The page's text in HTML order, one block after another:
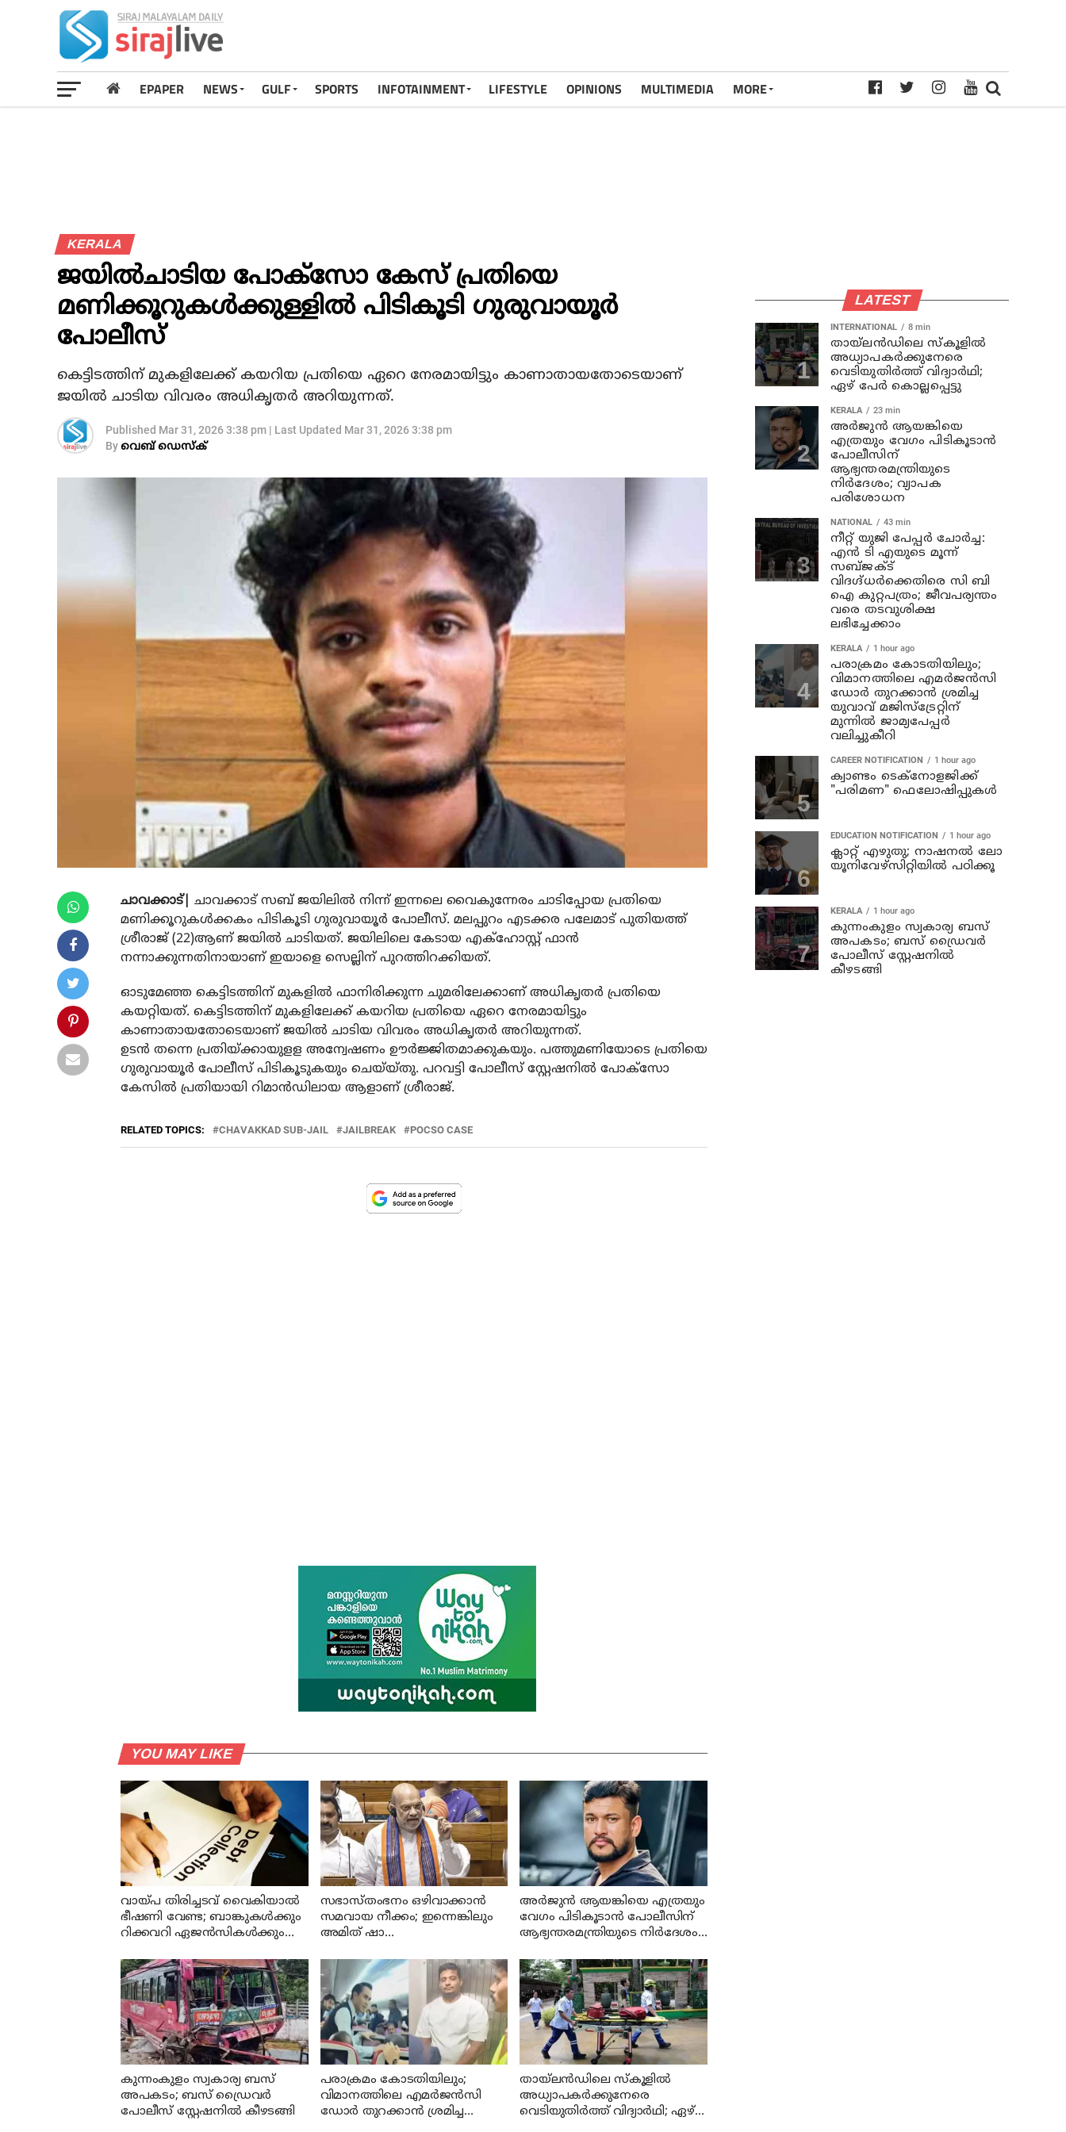
EPAPER NEWS GULF SPORTS INFOTAINMENT LIFESTYLE OPINIONS MULTIMEDIA MORE
KERALA
ജയില്‍ചാടിയ പോക്‌സോ കേസ് പ്രതിയെ
മണിക്കൂറുകള്‍ക്കുള്ളില്‍ പിടികൂടി ഗുരുവായൂര്‍
പോലീസ്
കെട്ടിടത്തിന് മുകളിലേക്ക് കയറിയ പ്രതിയെ ഏറെ നേരമായിട്ടും കാണാതായതോടെയാണ്
ജയില്‍ ചാടിയ വിവരം അധികൃതര്‍ അറിയുന്നത്.
Published Mar 31, 2026 3:38 pm | Last Updated Mar 31, 2026 3:38 pm
Byവെബ് ഡെസ്‌ക്
ചാവക്കാട്| ചാവക്കാട് സബ് ജയിലില്‍ നിന്ന് ഇന്നലെ വൈകുന്നേരം ചാടിപ്പോയ പ്രതിയെ
മണിക്കൂറുകള്‍ക്കകം പിടികൂടി ഗുരുവായൂര്‍ പോലീസ്. മലപ്പുറം എടക്കര പലേമാട് പുതിയത്ത്
ശ്രീരാജ് (22)ആണ് ജയില്‍ ചാടിയത്. ജയിലിലെ കേടായ എക്ഹോസ്റ്റ് ഫാന്‍
നന്നാക്കുന്നതിനായാണ് ഇയാളെ സെല്ലിന് പുറത്തിറക്കിയത്.
ഓടുമേഞ്ഞ കെട്ടിടത്തിന് മുകളില്‍ ഫാനിരിക്കുന്ന ചുമരിലേക്കാണ് അധികൃതര്‍ പ്രതിയെ
കയറ്റിയത്. കെട്ടിടത്തിന് മുകളിലേക്ക് കയറിയ പ്രതിയെ ഏറെ നേരമായിട്ടും
കാണാതായതോടെയാണ് ജയില്‍ ചാടിയ വിവരം അധികൃതര്‍ അറിയുന്നത്.
ഉടന്‍ തന്നെ പ്രതിയ്ക്കായുളള അന്വേഷണം ഊര്‍ജ്ജിതമാക്കുകയും. പത്തുമണിയോടെ പ്രതിയെ
ഗുരുവായൂര്‍ പോലീസ് പിടികൂടുകയും ചെയ്യ്തു. പറവട്ടി പോലീസ് സ്റ്റേഷനില്‍ പോക്സോ
കേസില്‍ പ്രതിയായി റിമാന്‍ഡിലായ ആളാണ് ശ്രീരാജ്.
RELATED TOPICS: CHAVAKKAD SUB-JAIL JAILBREAK POCSO CASE
YOU MAY LIKE
വായ്പ തിരിച്ചടവ് വൈകിയാൽ
ഭീഷണി വേണ്ട; ബാങ്കുകൾക്കും
റിക്കവറി ഏജൻസികൾക്കും
ആർ ബി ഐ
സഭാസ്തംഭനം ഒഴിവാക്കാൻ
സമവായ നീക്കം; ഇന്നെങ്കിലും
അമിത് ഷാ
അര്‍ജുന്‍ ആയങ്കിയെ എത്രയും
വേഗം പിടികൂടാന്‍ പോലീസിന്
ആഭ്യന്തരമന്ത്രിയുടെ നിര്‍ദേശം;
കുന്നംകുളം സ്വകാര്യ ബസ്
അപകടം; ബസ് ഡ്രൈവര്‍
പോലീസ് സ്റ്റേഷനില്‍ കീഴടങ്ങി
പരാക്രമം കോടതിയിലും;
വിമാനത്തിലെ എമര്‍ജന്‍സി
ഡോര്‍ തുറക്കാന്‍ ശ്രമിച്ച
തായ്‌ലന്‍ഡിലെ സ്കൂളിൽ
അധ്യാപകര്‍ക്കുനേരെ
വെടിയുതിർത്ത് വിദ്യാർഥി; ഏഴ്
LATEST
INTERNATIONAL 8 min
തായ്‌ലന്‍ഡിലെ സ്കൂളിൽ
അധ്യാപകര്‍ക്കുനേരെ
വെടിയുതിർത്ത് വിദ്യാർഥി;
ഏഴ് പേര്‍ കൊല്ലപ്പെട്ടു
KERALA 23 min
അര്‍ജുന്‍ ആയങ്കിയെ
എത്രയും വേഗം പിടികൂടാന്‍
പോലീസിന്
ആഭ്യന്തരമന്ത്രിയുടെ
നിര്‍ദേശം; വ്യാപക
പരിശോധന
NATIONAL 43 min
നീറ്റ് യുജി പേപ്പർ ചോർച്ച:
എൻ ടി എയുടെ മൂന്ന്
സബ്ജക്ട്
വിദഗ്ദ്ധർക്കെതിരെ സി ബി
ഐ കുറ്റപത്രം; ജീവപര്യന്തം
വരെ തടവുശിക്ഷ
ലഭിച്ചേക്കാം
KERALA 1 hour ago
പരാക്രമം കോടതിയിലും;
വിമാനത്തിലെ എമര്‍ജന്‍സി
ഡോര്‍ തുറക്കാന്‍ ശ്രമിച്ച
യുവാവ് മജിസ്ട്രേറ്റിന്
മുന്നില്‍ ജാമ്യപേപ്പര്‍
വലിച്ചുകീറി
CAREER NOTIFICATION 1 hour ago
ക്വാണ്ടം ടെക്‌നോളജിക്ക്
"പരിമണ" ഫെലോഷിപ്പുകൾ
EDUCATION NOTIFICATION 1 hour ago
ക്ലാറ്റ് എഴുതു; നാഷനൽ ലോ
യൂനിവേഴ്‌സിറ്റിയിൽ പഠിക്കൂ
KERALA 1 hour ago
കുന്നംകുളം സ്വകാര്യ ബസ്
അപകടം; ബസ് ഡ്രൈവര്‍
പോലീസ് സ്റ്റേഷനില്‍
കീഴടങ്ങി